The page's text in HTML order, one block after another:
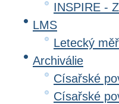
INSPIRE -
LMS
Letecký
Archiválie
Císařské
Císařské